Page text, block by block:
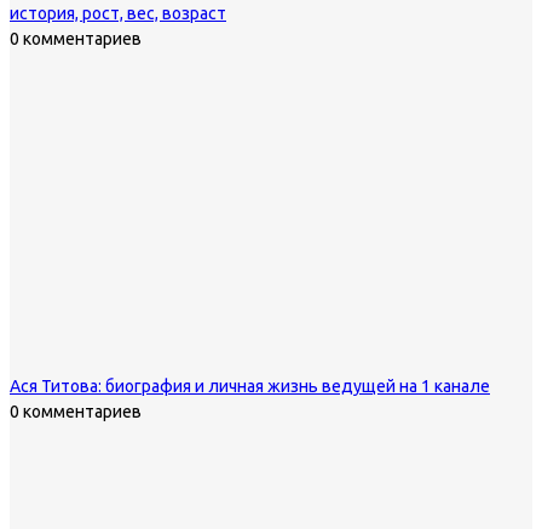
история, рост, вес, возраст
0 комментариев
Ася Титова: биография и личная жизнь ведущей на 1 канале
0 комментариев